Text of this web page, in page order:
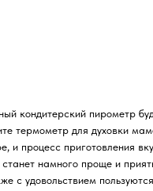
кондитерский пирометр
термометр для духовки
и процесс приготовления
намного проще и
с удовольствием